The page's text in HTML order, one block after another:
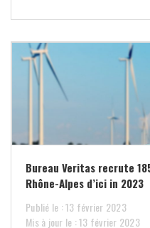
Bureau Veritas recrute
Rhône-Alpes d’ici in 2023
Publié le : 13 février 2023
Mis à jour le : 13 février 2023